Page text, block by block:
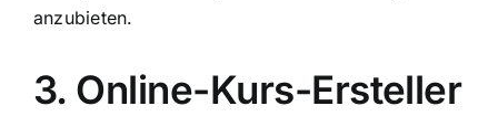
anzubieten.
3. Online-Kurs-Ersteller